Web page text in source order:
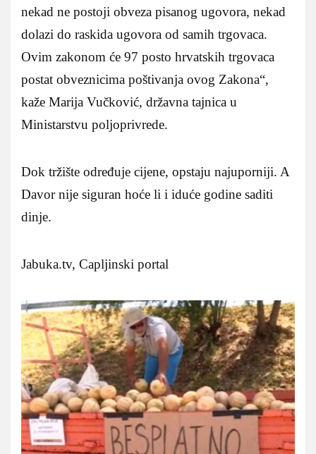
nekad ne postoji obveza pisanog ugovora, nekad
dolazi do raskida ugovora od samih trgovaca.
Ovim zakonom će 97 posto hrvatskih trgovaca
postat obveznicima poštivanja ovog Zakona“,
kaže Marija Vučković, državna tajnica u
Ministarstvu poljoprivrede.
Dok tržište određuje cijene, opstaju najuporniji. A
Davor nije siguran hoće li i iduće godine saditi
dinje.
Jabuka.tv, Capljinski portal